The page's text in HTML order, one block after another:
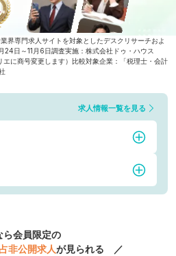
界専門求人サイトを対象としたデスクリサーチおよ
24日～11月6日調査実施：株式会社ドゥ・ハウス
に商号変更します） 比較対象企業：「税理士・会計
求人情報一覧を見る
財務
千葉
ら会員限定の
非公開求人が見られる ／